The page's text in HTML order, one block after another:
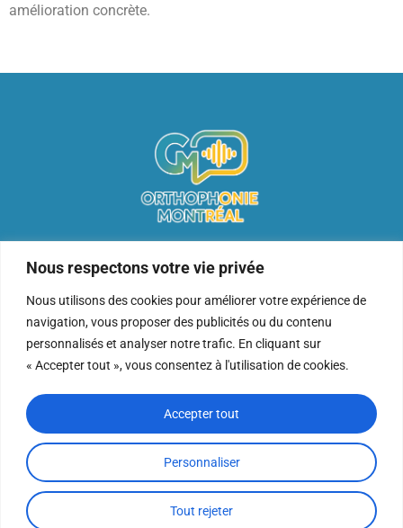
Nous respectons votre vie privée
Nous utilisons des cookies pour améliorer votre expérience de
navigation, vous proposer des publicités ou du contenu
personnalisés et analyser notre trafic. En cliquant sur
« Accepter tout », vous consentez à l'utilisation de cookies.
Personnaliser
Tout rejeter
Accepter tout
amélioration concrète.
info@orthophonie-montreal.ca
(514) 622-8250
Mentions légales Politique de confidentialité